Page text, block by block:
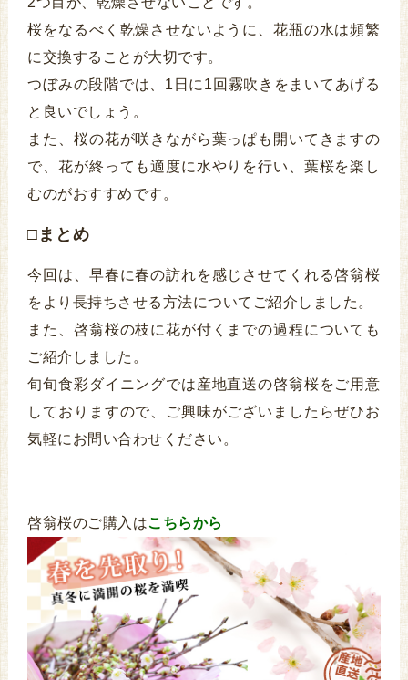
桜をなるべく乾燥させないように、花瓶の水は頻繁
に交換することが大切です。
つぼみの段階では、1日に1回霧吹きをまいてあげる
と良いでしょう。
また、桜の花が咲きながら葉っぱも開いてきますの
で、花が終っても適度に水やりを行い、葉桜を楽し
むのがおすすめです。
□まとめ
今回は、早春に春の訪れを感じさせてくれる啓翁桜
をより長持ちさせる方法についてご紹介しました。
また、啓翁桜の枝に花が付くまでの過程についても
ご紹介しました。
旬旬食彩ダイニングでは産地直送の啓翁桜をご用意
しておりますので、ご興味がございましたらぜひお
気軽にお問い合わせください。
啓翁桜のご購入はこちらから